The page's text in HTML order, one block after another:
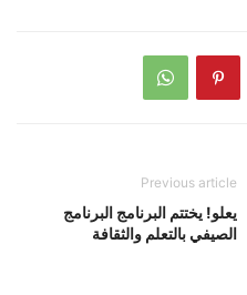
Previous article
يعلو! يختتم البرنامج البرنامج
الصيفي بالتعلم والثقافة